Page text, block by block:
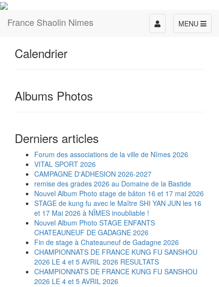
France Shaolin Nimes MENU
Toggle
navigation
Calendrier
Albums Photos
Derniers articles
Forum des associations de la ville de Nîmes 2026
VITAL SPORT 2026
CAMPAGNE D'ADHESION 2026-2027
remise des grades 2026 au Domaine de la Bastide
Nouvel Album Photo stage de bâton 16 et 17 mai 2026
STAGE de kung fu avec le Maître SHI YAN JUN les 16
et 17 Mai 2026 à NÎMES inoubliable !
Nouvel Album Photo STAGE ENFANTS
CHATEAUNEUF DE GADAGNE 2026
Fin de stage à Chateauneuf de Gadagne 2026
CHAMPIONNATS DE FRANCE KUNG FU SANSHOU
2026 LE 4 et 5 AVRIL 2026 RESULTATS
CHAMPIONNATS DE FRANCE KUNG FU SANSHOU
2026 LE 4 et 5 AVRIL 2026